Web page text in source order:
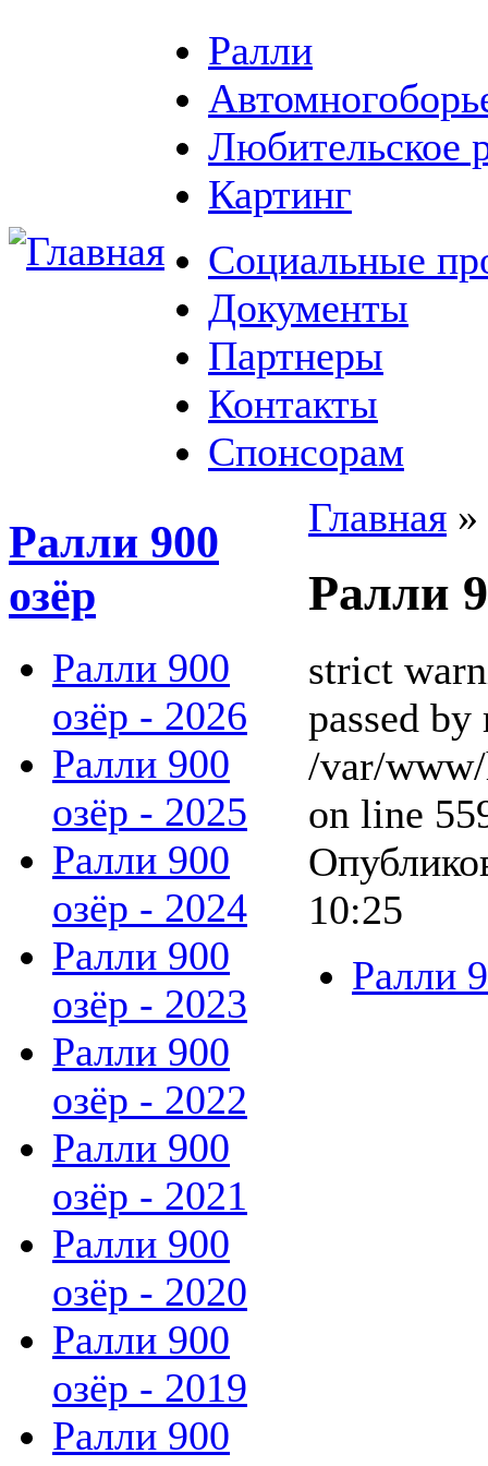
Ралли
Любительское
Картинг
Социальные
Документы
Партнеры
Контакты
Спонсорам
Ралли 900
озёр
Ралли 900
озёр - 2026
Ралли 900
озёр - 2025
Ралли 900
озёр - 2024
Ралли 900
озёр - 2023
Ралли 900
озёр - 2022
Ралли 900
озёр - 2021
Ралли 900
озёр - 2020
Ралли 900
озёр - 2019
Ралли 900
Главная »
Ралли
strict
passed
/var/
on line
10:25
Ралли